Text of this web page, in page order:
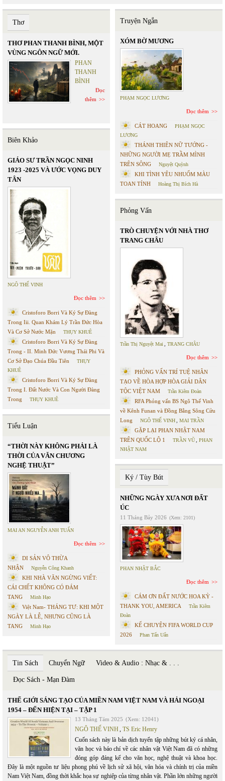
Thơ
THƠ PHAN THANH BÌNH, MỘT
VÙNG NGÔN NGỮ MỚI.
PHAN
THANH
BÌNH
Đọc
thêm
Biên Khảo
GIÁO SƯ TRẦN NGỌC NINH
1923 -2025 VÀ ƯỚC VỌNG DUY
TÂN
NGÔ THẾ VINH
Đọc thêm
Cristoforo Borri Và Ký Sự Đàng
Trong Iii. Quan Khám Lý Trần Đức Hòa
Và Cơ Sở Nước Mặn
THỤY KHUÊ
Cristoforo Borri Và Ký Sự Đàng
Trong - II. Minh Đức Vương Thái Phi Và
Cơ Sở Đạo Chúa Đầu Tiên
THỤY
KHUÊ
Cristoforo Borri Và Ký Sự Đàng
Trong I. Đất Nước Và Con Người Đàng
Trong
THỤY KHUÊ
Tiểu Luận
“THỜI NÀY KHÔNG PHẢI LÀ
THỜI CỦA VĂN CHƯƠNG
NGHỆ THUẬT”
MAI AN NGUYỄN ANH TUẤN
Đọc thêm
DI SẢN VÔ THỪA
NHẬN
Nguyễn Công Khanh
KHI NHÀ VĂN NGỪNG VIẾT:
CÁI CHẾT KHÔNG CÓ ĐÁM
TANG
Minh Hạo
Việt Nam- THÁNG TƯ: KHI MỘT
NGÀY LÀ LỄ, NHƯNG CŨNG LÀ
TANG
Minh Hạo
Truyện Ngắn
XÓM BỜ MƯƠNG
PHẠM NGỌC LƯƠNG
Đọc thêm
CÁT HOANG
PHẠM NGỌC
LƯƠNG
THÁNH THIÊN NỮ TƯỚNG -
NHỮNG NGƯỜI MẸ TRẦM MÌNH
TRÊN SÔNG
Nguyệt Quỳnh
KHI TÌNH YÊU NHUỐM MÀU
TOAN TÍNH
Hoàng Thị Bích Hà
Phỏng Vấn
TRÒ CHUYỆN VỚI NHÀ THƠ
TRANG CHÂU
Trần Thị Nguyệt Mai TRANG CHÂU
Đọc thêm
PHỎNG VẤN TRÍ TUỆ NHÂN
TẠO VỀ HÒA HỢP HÒA GIẢI DÂN
TỘC VIỆT NAM
Trần Kiêm Đoàn
RFA Phỏng vấn BS Ngô Thế Vinh
về Kênh Funan và Đồng Bằng Sông Cửu
Long
NGÔ THẾ VINH MAI TRẦN
GẶP LẠI PHAN NHẬT NAM
TRÊN QUỐC LỘ 1
TRẦN VŨ
PHAN
NHẬT NAM
Ký / Tùy Bút
NHỮNG NGÀY XƯA NƠI ĐẤT
ÚC
11 Tháng Bảy 2026 (Xem: 2101)
PHAN NHẬT BẮC
Đọc thêm
CÁM ƠN ĐẤT NƯỚC HOA KỲ -
THANK YOU, AMERICA
Trần Kiêm
Đoàn
KỂ CHUYỆN FIFA WORLD CUP
2026
Phan Tấn Uẩn
Tin Sách Chuyển Ngữ Video & Audio : Nhạc & . . .
Đọc Sách - Mạn Đàm
THẾ GIỚI SÁNG TẠO CỦA MIỀN NAM VIỆT NAM VÀ HẢI NGOẠI
1954 – ĐẾN HIỆN TẠI – TẬP 1
13 Tháng Tám 2025 (Xem: 12041)
NGÔ THẾ VINH, TS Eric Henry
Cuốn sách này là bản dịch tuyển tập những bút ký cá nhân,
văn học và báo chí về các nhân vật Việt Nam đã có những
đóng góp đáng kể cho văn học, nghệ thuật và khoa học.
Đây là một nguồn tư liệu phong phú về lịch sử xã hội, văn hóa và chính trị của miền
Nam Việt Nam, đồng thời khắc họa sự nghiệp của từng nhân vật. Phần lớn những người